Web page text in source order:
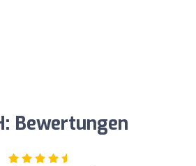
Bewertungen